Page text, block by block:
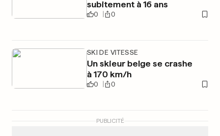
subitement à 16 ans
0 0
SKI DE VITESSE
Un skieur belge se crashe
à 170 km/h
0 0
PUBLICITÉ